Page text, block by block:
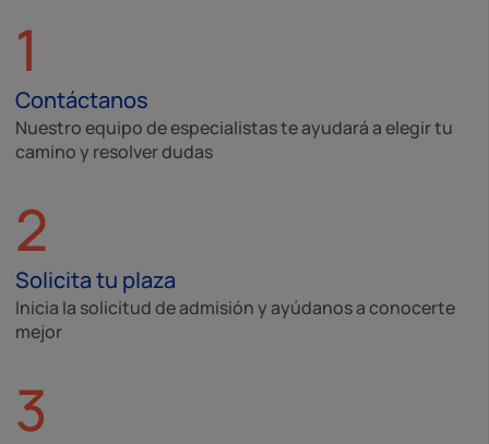
1
Contáctanos
Nuestro equipo de especialistas te ayudará a elegir tu
camino y resolver dudas
2
Solicita tu plaza
Inicia la solicitud de admisión y ayúdanos a conocerte
mejor
3